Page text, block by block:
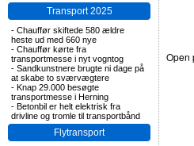
Transport 2025
- Chauffør skiftede 580 ældre
heste ud med 660 nye
- Chauffør kørte fra
transportmesse i nyt vogntog
- Sandkunstnere brugte ni dage på
at skabe to sværvægtere
- Knap 29.000 besøgte
transportmesse i Herning
- Betonbil er helt elektrisk fra
drivline og tromle til transportbånd
Flytransport
Open